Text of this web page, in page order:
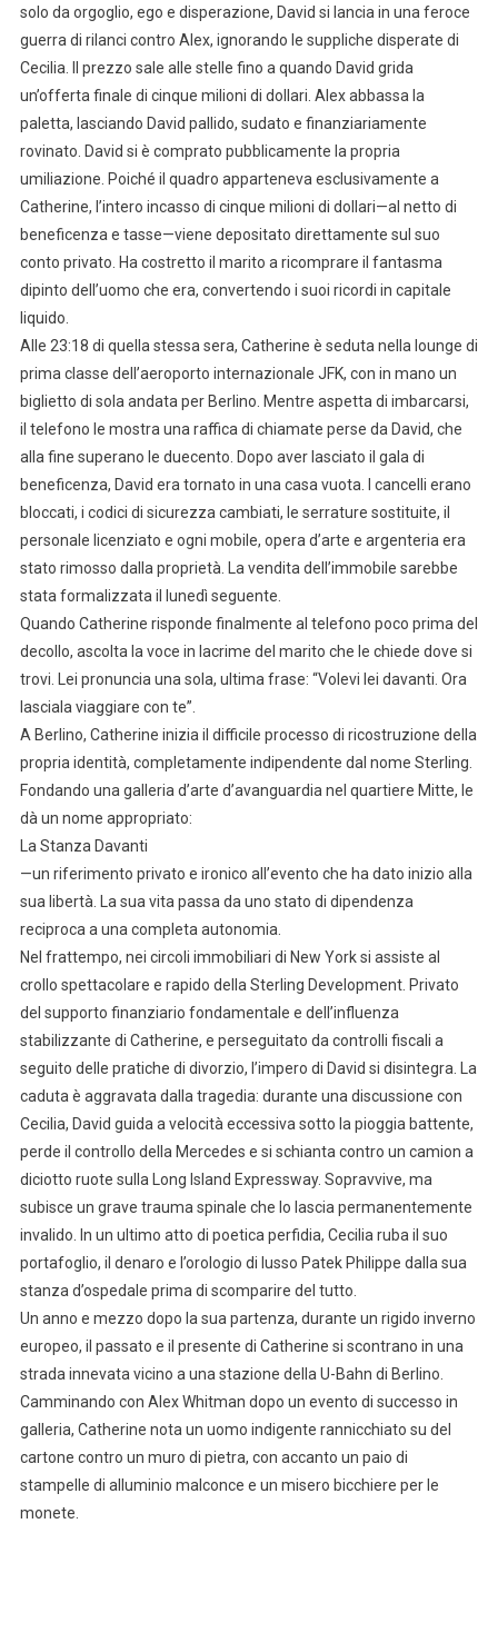
solo da orgoglio, ego e disperazione, David si lancia in una feroce
guerra di rilanci contro Alex, ignorando le suppliche disperate di
Cecilia. Il prezzo sale alle stelle fino a quando David grida
un’offerta finale di cinque milioni di dollari. Alex abbassa la
paletta, lasciando David pallido, sudato e finanziariamente
rovinato. David si è comprato pubblicamente la propria
umiliazione. Poiché il quadro apparteneva esclusivamente a
Catherine, l’intero incasso di cinque milioni di dollari—al netto di
beneficenza e tasse—viene depositato direttamente sul suo
conto privato. Ha costretto il marito a ricomprare il fantasma
dipinto dell’uomo che era, convertendo i suoi ricordi in capitale
liquido.
Alle 23:18 di quella stessa sera, Catherine è seduta nella lounge di
prima classe dell’aeroporto internazionale JFK, con in mano un
biglietto di sola andata per Berlino. Mentre aspetta di imbarcarsi,
il telefono le mostra una raffica di chiamate perse da David, che
alla fine superano le duecento. Dopo aver lasciato il gala di
beneficenza, David era tornato in una casa vuota. I cancelli erano
bloccati, i codici di sicurezza cambiati, le serrature sostituite, il
personale licenziato e ogni mobile, opera d’arte e argenteria era
stato rimosso dalla proprietà. La vendita dell’immobile sarebbe
stata formalizzata il lunedì seguente.
Quando Catherine risponde finalmente al telefono poco prima del
decollo, ascolta la voce in lacrime del marito che le chiede dove si
trovi. Lei pronuncia una sola, ultima frase: “Volevi lei davanti. Ora
lasciala viaggiare con te”.
A Berlino, Catherine inizia il difficile processo di ricostruzione della
propria identità, completamente indipendente dal nome Sterling.
Fondando una galleria d’arte d’avanguardia nel quartiere Mitte, le
dà un nome appropriato:
La Stanza Davanti
—un riferimento privato e ironico all’evento che ha dato inizio alla
sua libertà. La sua vita passa da uno stato di dipendenza
reciproca a una completa autonomia.
Nel frattempo, nei circoli immobiliari di New York si assiste al
crollo spettacolare e rapido della Sterling Development. Privato
del supporto finanziario fondamentale e dell’influenza
stabilizzante di Catherine, e perseguitato da controlli fiscali a
seguito delle pratiche di divorzio, l’impero di David si disintegra. La
caduta è aggravata dalla tragedia: durante una discussione con
Cecilia, David guida a velocità eccessiva sotto la pioggia battente,
perde il controllo della Mercedes e si schianta contro un camion a
diciotto ruote sulla Long Island Expressway. Sopravvive, ma
subisce un grave trauma spinale che lo lascia permanentemente
invalido. In un ultimo atto di poetica perfidia, Cecilia ruba il suo
portafoglio, il denaro e l’orologio di lusso Patek Philippe dalla sua
stanza d’ospedale prima di scomparire del tutto.
Un anno e mezzo dopo la sua partenza, durante un rigido inverno
europeo, il passato e il presente di Catherine si scontrano in una
strada innevata vicino a una stazione della U-Bahn di Berlino.
Camminando con Alex Whitman dopo un evento di successo in
galleria, Catherine nota un uomo indigente rannicchiato su del
cartone contro un muro di pietra, con accanto un paio di
stampelle di alluminio malconce e un misero bicchiere per le
monete.